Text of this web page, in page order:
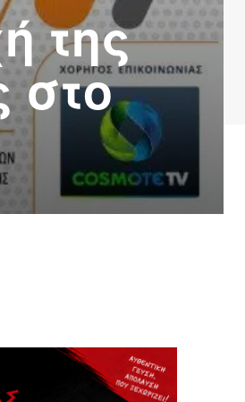
της
στο